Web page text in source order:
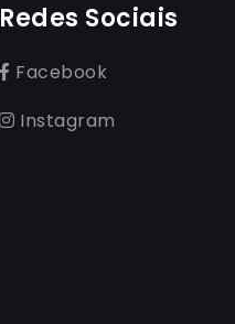
Redes Sociais
Facebook
Instagram